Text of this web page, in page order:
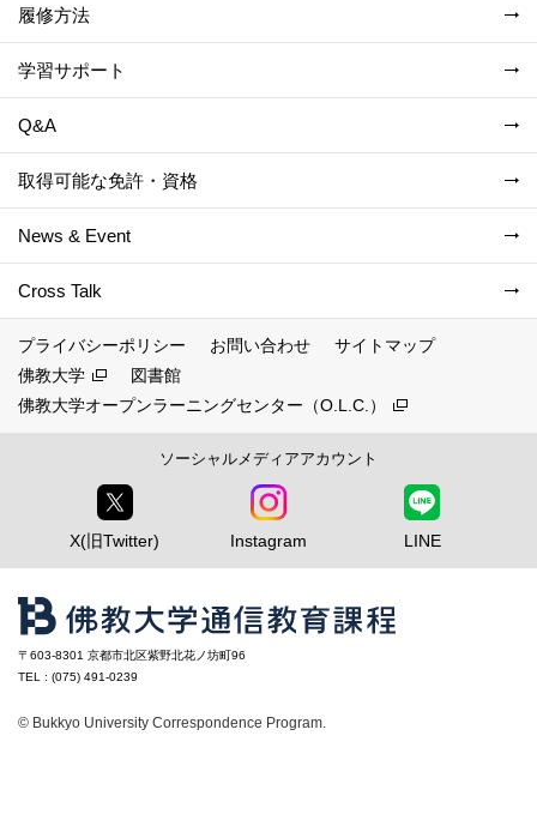
履修方法
学習サポート
Q&A
取得可能な免許・資格
News & Event
Cross Talk
プライバシーポリシー お問い合わせ
サイトマップ
佛教大学
図書館
佛教大学オープンラーニングセンター（O.L.C.）
ソーシャルメディアアカウント
X(旧Twitter) Instagram LINE
〒603-8301 京都市北区紫野北花ノ坊町96
TEL : (075) 491-0239
© Bukkyo University Correspondence Program.